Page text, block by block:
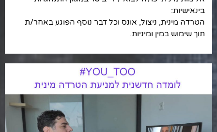
בינאישיות:
הטרדה מינית, ניצול, אונס וכל דבר נוסף הפוגע באחר/ת
תוך שימוש במין ומיניות.